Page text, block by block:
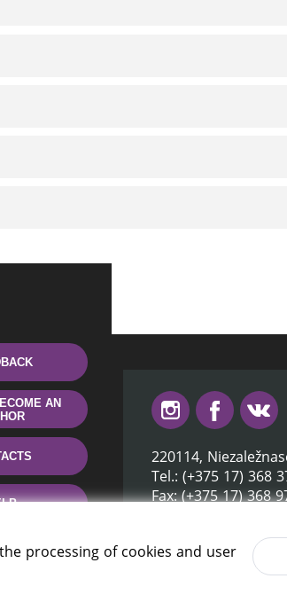
AN
220114,
Tel.: (+375 17) 368
Fax: (+375 17) 368
processing of cookies and user